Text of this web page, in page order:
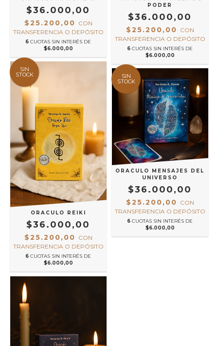
$36.000,00
$25.200,00 CON
TRANSFERENCIA O DEPÓSITO
6 CUOTAS SIN INTERÉS DE
$6.000,00
PODER
$36.000,00
$25.200,00 CON
TRANSFERENCIA O DEPÓSITO
6 CUOTAS SIN INTERÉS DE
$6.000,00
SIN
STOCK
ORACULO REIKI
$36.000,00
$25.200,00 CON
TRANSFERENCIA O DEPÓSITO
6 CUOTAS SIN INTERÉS DE
$6.000,00
SIN
STOCK
ORACULO MENSAJES DEL
UNIVERSO
$36.000,00
$25.200,00 CON
TRANSFERENCIA O DEPÓSITO
6 CUOTAS SIN INTERÉS DE
$6.000,00